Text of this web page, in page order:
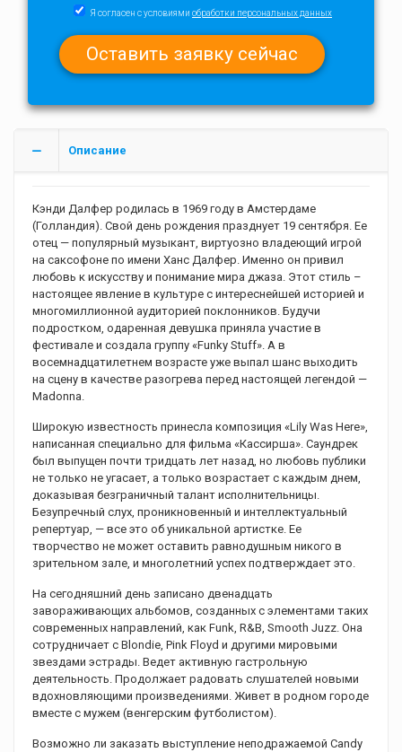
Я согласен с условиями обработки персональных данных
Описание
Кэнди Далфер родилась в 1969 году в Амстердаме
(Голландия). Свой день рождения празднует 19 сентября. Ее
отец — популярный музыкант, виртуозно владеющий игрой
на саксофоне по имени Ханс Далфер. Именно он привил
любовь к искусству и понимание мира джаза. Этот стиль –
настоящее явление в культуре с интереснейшей историей и
многомиллионной аудиторией поклонников. Будучи
подростком, одаренная девушка приняла участие в
фестивале и создала группу «Funky Stuff». А в
восемнадцатилетнем возрасте уже выпал шанс выходить
на сцену в качестве разогрева перед настоящей легендой —
Madonna.
Широкую известность принесла композиция «Lily Was Here»,
написанная специально для фильма «Кассирша». Саундрек
был выпущен почти тридцать лет назад, но любовь публики
не только не угасает, а только возрастает с каждым днем,
доказывая безграничный талант исполнительницы.
Безупречный слух, проникновенный и интеллектуальный
репертуар, — все это об уникальной артистке. Ее
творчество не может оставить равнодушным никого в
зрительном зале, и многолетний успех подтверждает это.
На сегодняшний день записано двенадцать
завораживающих альбомов, созданных с элементами таких
современных направлений, как Funk, R&B, Smooth Juzz. Она
сотрудничает с Blondie, Pink Floyd и другими мировыми
звездами эстрады. Ведет активную гастрольную
деятельность. Продолжает радовать слушателей новыми
вдохновляющими произведениями. Живет в родном городе
вместе с мужем (венгерским футболистом).
Возможно ли заказать выступление неподражаемой Candy